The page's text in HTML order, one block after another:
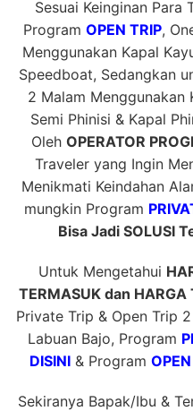
Sesuai Keinginan Para
Program OPEN TRIP,
Menggunakan Kapal
Speedboat, Sedangkan
2 Malam Menggunakan
Semi Phinisi & Kapal
Oleh OPERATOR
Traveler yang Ingin
Menikmati Keindahan
mungkin Program
Bisa Jadi SOLUSI
Untuk Mengetahui
TERMASUK dan HARGA
Private Trip & Open Trip
Labuan Bajo, Program
DISINI& Program
Sekiranya Bapak/Ibu &